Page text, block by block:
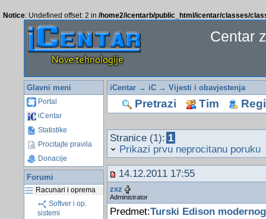
Notice: Undefined offset: 2 in /home2/icentarb/public_html/icentar/classes/
Centar
Glavni meni
Portal
iCentar
Statistike
Procitajte pravila
Donacije
Forumi
Racunari i oprema
Softver i op.
sistemi
iCentar→ iC→ Vijesti i obavjestenja
Pretrazi Tim
Stranice (1): 1
Prikazi prvu neprocitanu poruku
14.12.2011 17:55
zxz
Administrator
Predmet:Turski Edison